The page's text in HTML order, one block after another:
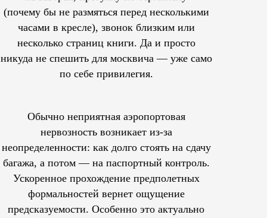
(почему бы не размяться перед несколькими
часами в кресле), звонок близким или
несколько страниц книги. Да и просто
никуда не спешить для москвича — уже само
по себе привилегия.
Обычно неприятная аэропортовая
нервозность возникает из-за
неопределенности: как долго стоять на сдачу
багажа, а потом — на паспортный контроль.
Ускоренное прохождение предполетных
формальностей вернет ощущение
предсказуемости. Особенно это актуально